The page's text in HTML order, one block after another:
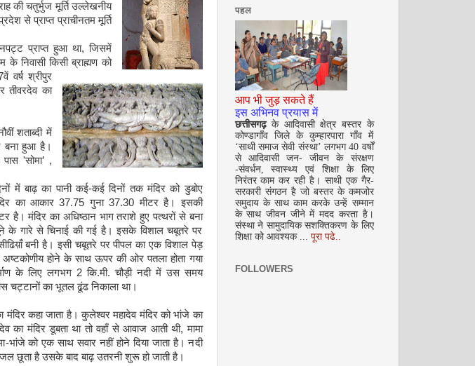
की चतुर्भुज मूर्ति उल्लेखनीय
से प्राप्त प्राचीनतम मूर्ति
प्राप्त हुआ था,जिसमें
के निवासी किसी ब्राह्मण को
वें वर्ष श्रीपुर
तीवरदेव का
शताब्दी में
बना हुआ है।
पास 'सोमा’ ,
में बाढ़ का पानी कई-कई दिनों तक मंदिर को डुबोए
का आकार37.75गुना37.30मीटर है। इसकी
है। मंदिर का अधिष्ठान भाग तराशे हुए पत्थरों से बना
के गारे से चिनाई की गई है। इसके विशाल चबूतरे पर
बनी है। इसी चबूतरे पर पीपल का एक विशाल पेड़
अष्टकोणीय होने के साथ ऊपर की ओर पतला होता गया
के लिए लगभग 2कि.मी.चौड़ी नदी में उस समय
चट्टानों का भूतल ढूंढ निकाला था।
मंदिर कहा जाता है। कुलेश्वर महादेव मंदिर को भांजे का
का मंदिर डूबता था तो वहाँ से आवाज आती थी,मामा
-भांजे को एक साथ सवार नहीं होने दिया जाता है। नदी
छूता है उसके बाद बाढ़ उतरनी शुरू हो जाती है।
अक्टूबर 2008
नवंबर 2008
पहल
आप भी जुड़ सकते हैं
इस अभिनव प्रयास में
छत्तीसगढ़के आदिवासी क्षेत्र बस्तर के
कोण्डागाँव जिले के कुम्हारपारा गाँव में
‘साथी समाज सेवी संस्था’ लगभग 40 वर्षों
से आदिवासी जन- जीवन के संरक्षण
-संवर्धन, स्वास्थ्य एवं शिक्षा के लिए
निरंतर काम कर रही है। साथी एक गैर-
सरकारी संगठन है जो बस्तर के कमजोर
समुदाय के साथ काम करके उन्हें सम्मान
के साथ जीवन जीने में मदद करता है।
संस्था ने सामुदायिक सशक्तिकरण के लिए
शिक्षा को आवश्यक ... पूरा पढे..
FOLLOWERS